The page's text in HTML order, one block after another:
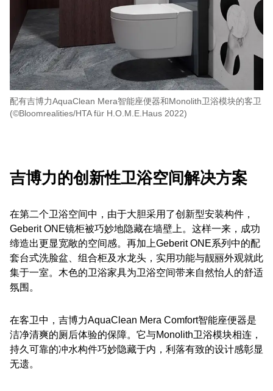
配有吉博力AquaClean Mera智能座便器和Monolith卫浴模块的客卫
(©Bloomrealities/HTA für H.O.M.E.Haus 2022)
吉博力的创新性卫浴空间解决方案
在第二个卫浴空间中，由于大胆采用了创新型安装构件，
Geberit ONE镜柜被巧妙地隐藏在墙壁上。这样一来，成功
缔造出更显宽敞的空间感。再加上Geberit ONE系列中的配
套台式洗脸盆、组合柜及水龙头，实用功能与靓丽外观就此
集于一室。木色的卫浴家具为卫浴空间带来自然怡人的舒适
氛围。
在客卫中，吉博力AquaClean Mera Comfort智能座便器是
洁净清爽的厕后体验的保障。它与Monolith卫浴模块相连，
持久可靠的冲水构件巧妙隐藏于内，利落有致的设计感彰显
无遗。